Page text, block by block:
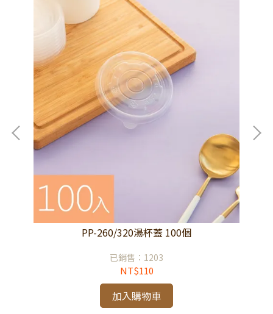
PP-260/320湯杯蓋 100個
已銷售：1203
NT$110
加入購物車